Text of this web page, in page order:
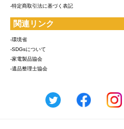
-特定商取引法に基づく表記
関連リンク
-環境省
-SDGsについて
-家電製品協会
-遺品整理士協会